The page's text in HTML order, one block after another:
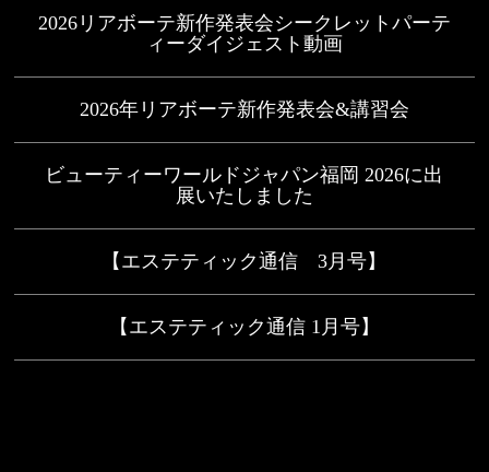
2026リアボーテ新作発表会シークレットパーテ
ィーダイジェスト動画
2026年リアボーテ新作発表会&講習会
ビューティーワールドジャパン福岡 2026に出
展いたしました
【エステティック通信 3月号】
【エステティック通信 1月号】